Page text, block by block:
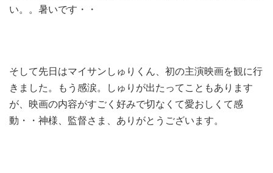
い。。暑いです・・
そして先日はマイサンしゅりくん、初の主演映画を観に行
きました。もう感涙。しゅりが出たってこともあります
が、映画の内容がすごく好みで切なくて愛おしくて感
動・・神様、監督さま、ありがとうございます。